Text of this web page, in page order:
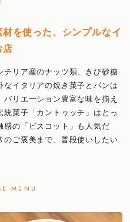
を使った、シンプルなイ
店
チリア産のナッツ類、きび砂糖
イタリアの焼き菓子とパンは
リエーション豊富な味を揃え
菓子「カントゥッチ」はとっ
感の「ビスコット」も人気だ
のご褒美まで、普段使いしたい
MENU